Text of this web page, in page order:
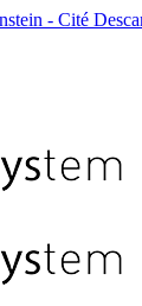
- Cité